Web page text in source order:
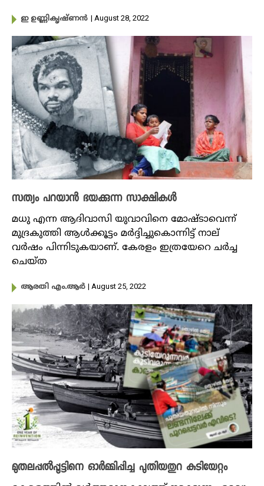
ഇ ഉണ്ണികൃഷ്ണൻ | August 28, 2022
സത്യം പറയാൻ ഭയക്കുന്ന സാക്ഷികൾ
മധു എന്ന ആദിവാസി യുവാവിനെ മോഷ്ടാവെന്ന്
മുദ്രകുത്തി ആൾക്കൂട്ടം മർദ്ദിച്ചുകൊന്നിട്ട് നാല്
വർഷം പിന്നിടുകയാണ്. കേരളം ഇത്രയേറെ ചർച്ച
ചെയ്ത
ആരതി എം.ആർ | August 25, 2022
മുതലപ്പൽപ്പൂട്ടിനെ ഓർമ്മിപ്പിച്ച പുതിയതുറ കുടിയേറ്റം